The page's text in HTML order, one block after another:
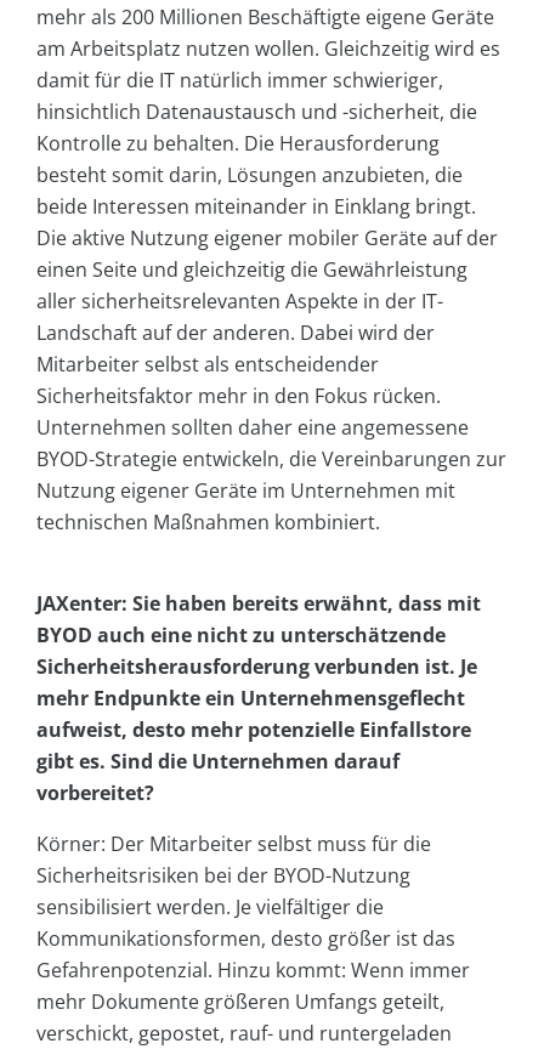
mehr als 200 Millionen Beschäftigte eigene Geräte
am Arbeitsplatz nutzen wollen. Gleichzeitig wird es
damit für die IT natürlich immer schwieriger,
hinsichtlich Datenaustausch und -sicherheit, die
Kontrolle zu behalten. Die Herausforderung
besteht somit darin, Lösungen anzubieten, die
beide Interessen miteinander in Einklang bringt.
Die aktive Nutzung eigener mobiler Geräte auf der
einen Seite und gleichzeitig die Gewährleistung
aller sicherheitsrelevanten Aspekte in der IT-
Landschaft auf der anderen. Dabei wird der
Mitarbeiter selbst als entscheidender
Sicherheitsfaktor mehr in den Fokus rücken.
Unternehmen sollten daher eine angemessene
BYOD-Strategie entwickeln, die Vereinbarungen zur
Nutzung eigener Geräte im Unternehmen mit
technischen Maßnahmen kombiniert.
JAXenter: Sie haben bereits erwähnt, dass mit
BYOD auch eine nicht zu unterschätzende
Sicherheitsherausforderung verbunden ist. Je
mehr Endpunkte ein Unternehmensgeflecht
aufweist, desto mehr potenzielle Einfallstore
gibt es. Sind die Unternehmen darauf
vorbereitet?
Körner: Der Mitarbeiter selbst muss für die
Sicherheitsrisiken bei der BYOD-Nutzung
sensibilisiert werden. Je vielfältiger die
Kommunikationsformen, desto größer ist das
Gefahrenpotenzial. Hinzu kommt: Wenn immer
mehr Dokumente größeren Umfangs geteilt,
verschickt, gepostet, rauf- und runtergeladen